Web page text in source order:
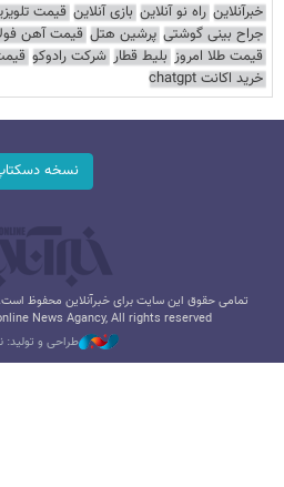
خبرآنلاین راه نو آنلاین بازی آنلاین قیمت
جراح بینی گوشتی پرشین هتل قیمت آهن
قیمت طلا امروز بلیط قطار شرکت رادوکو
خرید اکانت chatgpt
نسخه
تمامی حقوق این سایت برای خبرآنلاین محفوظ
News Agancy, All rights reserved
طراحی و تولید: